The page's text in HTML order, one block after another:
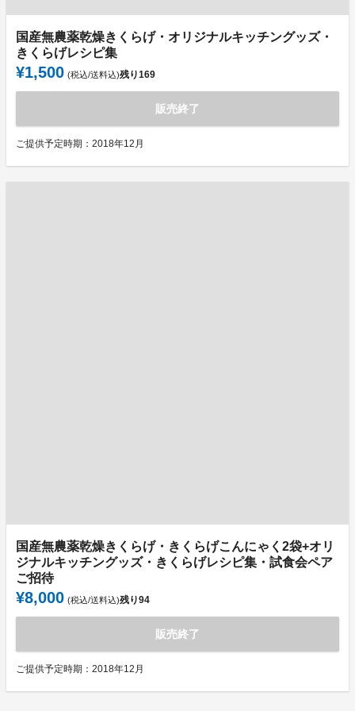
国産無農薬乾燥きくらげ・オリジナルキッチングッズ・
きくらげレシピ集
¥1,500 (税込/送料込)残り169
販売終了
ご提供予定時期：2018年12月
国産無農薬乾燥きくらげ・きくらげこんにゃく2袋+オリ
ジナルキッチングッズ・きくらげレシピ集・試食会ペア
ご招待
¥8,000 (税込/送料込)残り94
販売終了
ご提供予定時期：2018年12月